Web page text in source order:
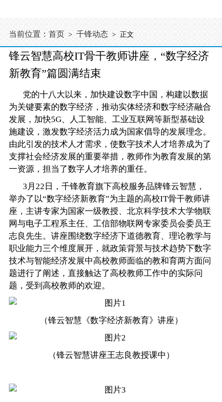
当前位置： 首页 > 千锋动态 > 正文
锋云智慧高校IT骨干教师讲座，“数字经济
新教育”篇圆满结束
党的十八大以来，加快建设数字中国，构建以数据
为关键要素的数字经济，推动实体经济和数字经济融合
发展，加快5G、人工智能、工业互联网等新型基础设
施建设，激发数字经济活力成为国家倡导的发展理念。
由此引发的技术人才需求，使数字技术人才培养成为了
支撑社会经济发展的重要举措，教师作为教育发展的第
一资源，担当了数字人才培养的重任。
3月22日，千锋教育旗下高校服务品牌锋云智慧，
举办了以“数字经济新教育”为主题的高校IT骨干教师讲
座，主讲专家为国家一级教授、北京科学技术大学物联
网与电子工程系主任、工信部物联网专家委员会委员王
志良先生。讲座围绕数字经济下道德教育、理论教学与
职业能力三个维度展开，就政策背景与技术趋势下数字
技术与智能经济发展中高校教师面临的教和育两方面问
题进行了阐述，直接触达了高校教师工作中的实际问
题，受到高校教师的欢迎。
（锋云智慧《数字经济新教育》讲座）
（锋云智慧讲座王志良教授课中）